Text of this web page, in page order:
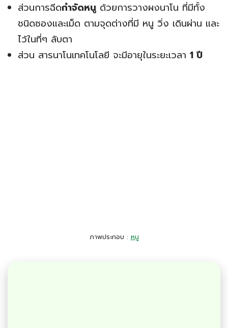
ส่วนการฉีดกำจัดหนู ด้วยการวางผงนาโน ที่มีทั้ง
ชนิดซองและเม็ด ตามจุดต่างที่มี หนู วิ่ง เดินผ่าน และ
ไว้ในที่ๆ ลับตา
ส่วน สารนาโนเทคโนโลยี จะมีอายุในระยะเวลา 1 ปี
ภาพประกอบ : หนู